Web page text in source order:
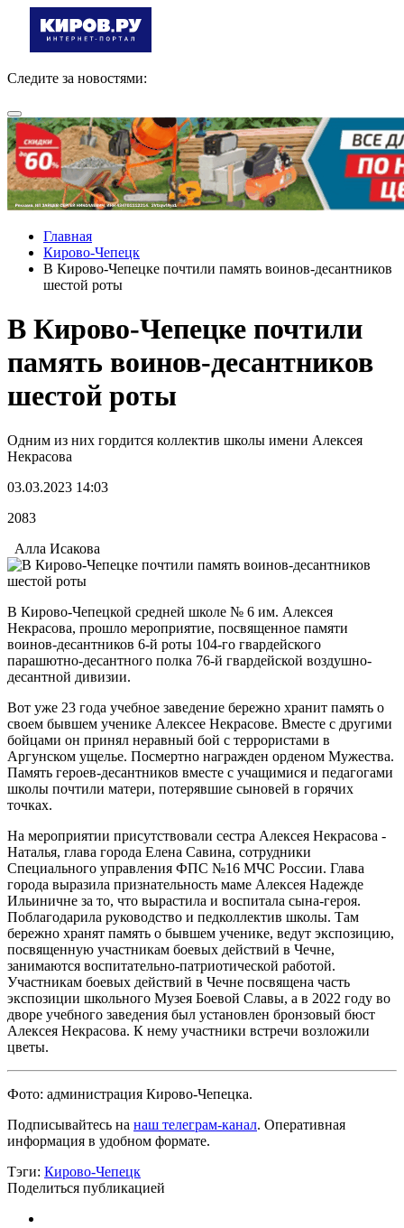
Следите за новостями:
Главная
Кирово-Чепецк
В Кирово-Чепецке почтили память воинов-десантников
шестой роты
В Кирово-Чепецке почтили
память воинов-десантников
шестой роты
Одним из них гордится коллектив школы имени Алексея
Некрасова
03.03.2023 14:03
2083
Алла Исакова
В Кирово-Чепецкой средней школе № 6 им. Алексея
Некрасова, прошло мероприятие, посвященное памяти
воинов-десантников 6-й роты 104-го гвардейского
парашютно-десантного полка 76-й гвардейской воздушно-
десантной дивизии.
Вот уже 23 года учебное заведение бережно хранит память о
своем бывшем ученике Алексее Некрасове. Вместе с другими
бойцами он принял неравный бой с террористами в
Аргунском ущелье. Посмертно награжден орденом Мужества.
Память героев-десантников вместе с учащимися и педагогами
школы почтили матери, потерявшие сыновей в горячих
точках.
На мероприятии присутствовали сестра Алексея Некрасова -
Наталья, глава города Елена Савина, сотрудники
Специального управления ФПС №16 МЧС России. Глава
города выразила признательность маме Алексея Надежде
Ильиничне за то, что вырастила и воспитала сына-героя.
Поблагодарила руководство и педколлектив школы. Там
бережно хранят память о бывшем ученике, ведут экспозицию,
посвященную участникам боевых действий в Чечне,
занимаются воспитательно-патриотической работой.
Участникам боевых действий в Чечне посвящена часть
экспозиции школьного Музея Боевой Славы, а в 2022 году во
дворе учебного заведения был установлен бронзовый бюст
Алексея Некрасова. К нему участники встречи возложили
цветы.
Фото: администрация Кирово-Чепецка.
Подписывайтесь на наш телеграм-канал. Оперативная
информация в удобном формате.
Тэги: Кирово-Чепецк
Поделиться публикацией